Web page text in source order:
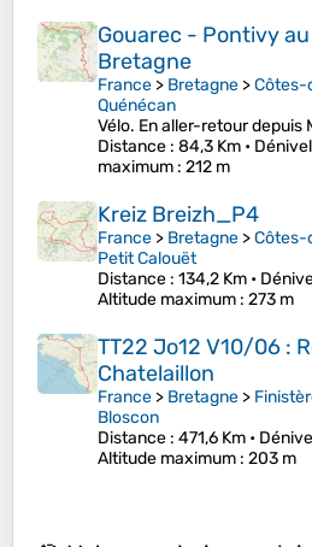
Gouarec - Pontivy
Bretagne
France > Bretagne >Côtes-
Quénécan
Vélo. En aller-retour
Distance : 84,3 Km •
maximum : 212 m
Kreiz Breizh_P4
France > Bretagne >Côtes-
Petit Calouët
Distance : 134,2 Km •
Altitude maximum : 273 m
TT22 Jo12 V10/06 :
Chatelaillon
France > Bretagne >
Bloscon
Distance : 471,6 Km •
Altitude maximum : 203 m